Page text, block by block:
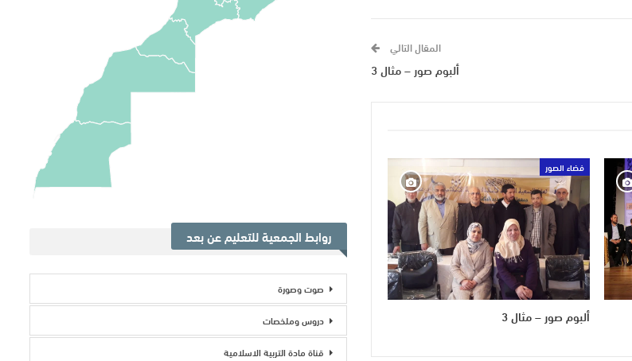
المقال التالي
ألبوم صور – مثال 3
فضاء الصور
ألبوم صور – مثال 3
روابط الجمعية للتعليم عن بعد
صوت وصورة
دروس وملخصات
قناة مادة التربية الاسلامية